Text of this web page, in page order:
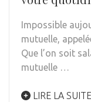
Impossible
mutuelle,
Que l’on soit
mutuelle …
LIRE LA SUITE